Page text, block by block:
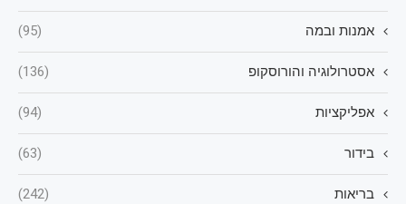
אמנות ובמה (95)
אסטרולוגיה והורוסקופ (136)
אפליקציות (94)
בידור (63)
בריאות (242)